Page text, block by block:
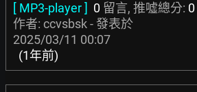
[ MP3-player ] 0 留言, 推噓總分: 0
作者: ccvsbsk - 發表於
2025/03/11 00:07
(1年前)